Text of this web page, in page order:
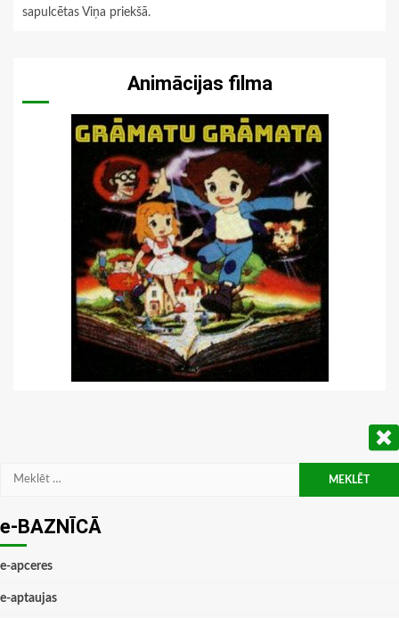
sapulcētas Viņa priekšā.
Animācijas filma
Meklēt:
e-BAZNĪCĀ
e-apceres
e-aptaujas